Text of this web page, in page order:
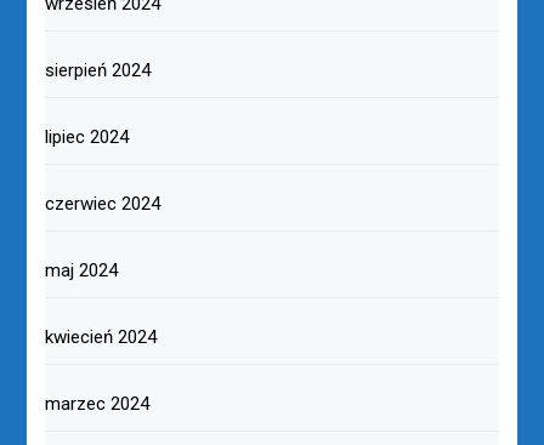
sierpień 2024
lipiec 2024
czerwiec 2024
maj 2024
kwiecień 2024
marzec 2024